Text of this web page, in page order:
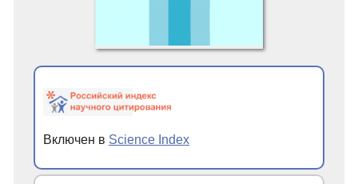
Включен в Science Index